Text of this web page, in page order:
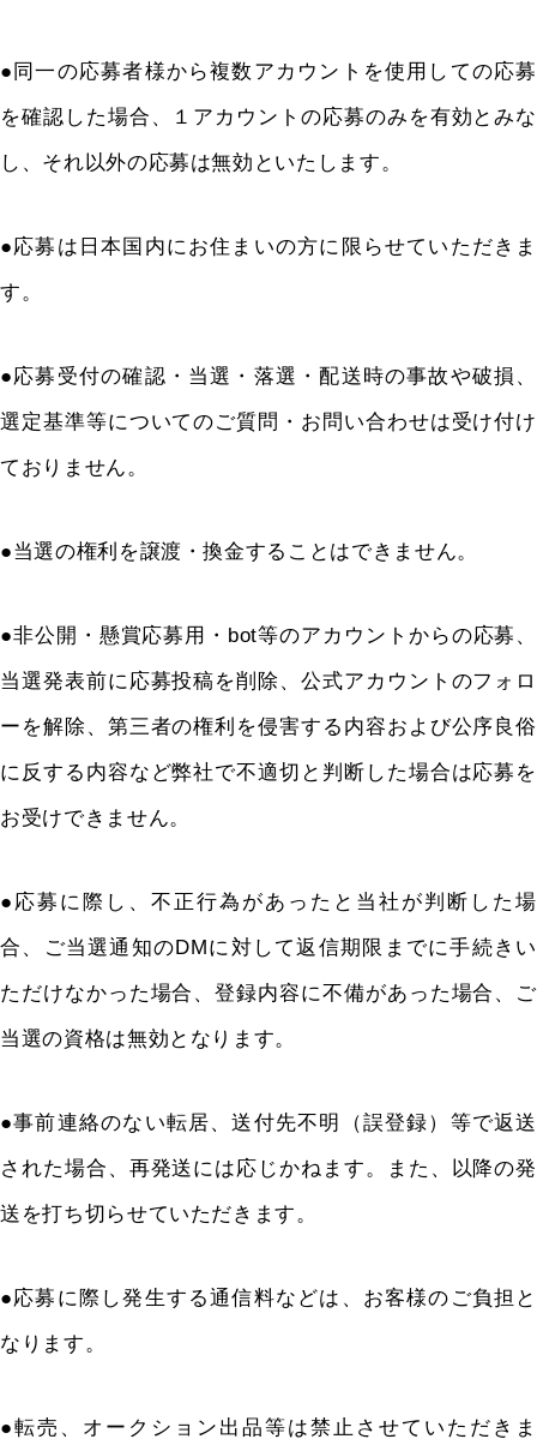
●同一の応募者様から複数アカウントを使用しての応募
を確認した場合、１アカウントの応募のみを有効とみな
し、それ以外の応募は無効といたします。
●応募は日本国内にお住まいの方に限らせていただきま
す。
●応募受付の確認・当選・落選・配送時の事故や破損、
選定基準等についてのご質問・お問い合わせは受け付け
ておりません。
●当選の権利を譲渡・換金することはできません。
●非公開・懸賞応募用・ bot等のアカウントからの応募、
当選発表前に応募投稿を削除、公式アカウントのフォロ
ーを解除、第三者の権利を侵害する内容および公序良俗
に反する内容など弊社で不適切と判断した場合は応募を
お受けできません。
●応募に際し、不正行為があったと当社が判断した場
合、ご当選通知のDMに対して返信期限までに手続きい
ただけなかった場合、登録内容に不備があった場合、ご
当選の資格は無効となります。
●事前連絡のない転居、送付先不明（誤登録）等で返送
された場合、再発送には応じかねます。また、以降の発
送を打ち切らせていただきます。
●応募に際し発生する通信料などは、お客様のご負担と
なります。
●転売、オークション出品等は禁止させていただきま